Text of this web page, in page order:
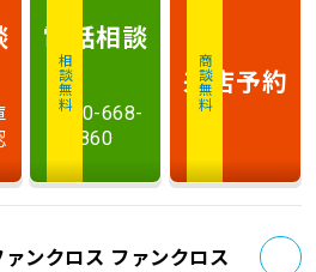
相談無料
電話相談
0120-668-
860
商談無料
来店予約
ンクロス ファンクロス